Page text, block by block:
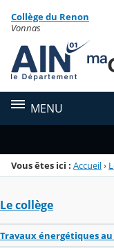
Menu de la rubrique
Contenu
Collège du Renon
Vonnas
MENU
Vous êtes ici : Accueil›
Le collège
Travaux énergétiques